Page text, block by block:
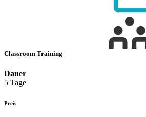
Classroom Training
Dauer
5 Tage
Preis